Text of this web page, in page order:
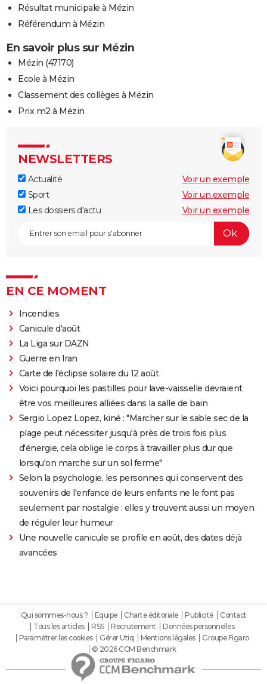
Résultat municipale à Mézin
Référendum à Mézin
En savoir plus sur Mézin
Mézin (47170)
Ecole à Mézin
Classement des collèges à Mézin
Prix m2 à Mézin
NEWSLETTERS
Actualité
Voir un exemple
Sport
Voir un exemple
Les dossiers d'actu
Voir un exemple
EN CE MOMENT
Incendies
Canicule d'août
La Liga sur DAZN
Guerre en Iran
Carte de l'éclipse solaire du 12 août
Voici pourquoi les pastilles pour lave-vaisselle devraient
être vos meilleures alliées dans la salle de bain
Sergio Lopez Lopez, kiné : "Marcher sur le sable sec de la
plage peut nécessiter jusqu'à près de trois fois plus
d'énergie, cela oblige le corps à travailler plus dur que
lorsqu'on marche sur un sol ferme"
Selon la psychologie, les personnes qui conservent des
souvenirs de l'enfance de leurs enfants ne le font pas
seulement par nostalgie : elles y trouvent aussi un moyen
de réguler leur humeur
Une nouvelle canicule se profile en août, des dates déjà
avancées
Qui sommes-nous ? Equipe Charte éditoriale Publicité
Contact
Tous les articles
RSS Recrutement
Données personnelles
Paramétrer les cookies
Gérer Utiq Mentions légales
Groupe Figaro
© 2026 CCM Benchmark